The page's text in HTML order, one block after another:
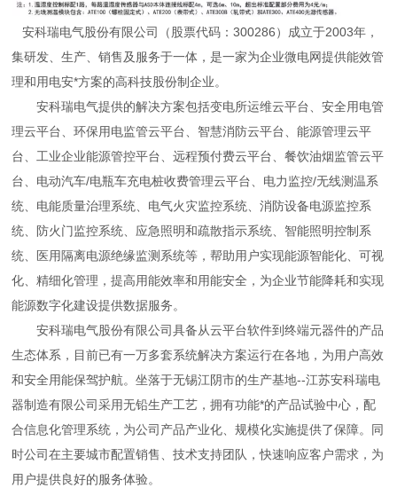
安科瑞电气股份有限公司（股票代码：300286）成立于2003年，
集研发、生产、销售及服务于一体，是一家为企业微电网提供能效管
理和用电安*方案的高科技股份制企业。
安科瑞电气提供的解决方案包括变电所运维云平台、安全用电管
理云平台、环保用电监管云平台、智慧消防云平台、能源管理云平
台、工业企业能源管控平台、远程预付费云平台、餐饮油烟监管云平
台、电动汽车/电瓶车充电桩收费管理云平台、电力监控/无线测温系
统、电能质量治理系统、电气火灾监控系统、消防设备电源监控系
统、防火门监控系统、应急照明和疏散指示系统、智能照明控制系
统、医用隔离电源绝缘监测系统等，帮助用户实现能源智能化、可视
化、精细化管理，提高用能效率和用能安全，为企业节能降耗和实现
能源数字化建设提供数据服务。
安科瑞电气股份有限公司具备从云平台软件到终端元器件的产品
生态体系，目前已有一万多套系统解决方案运行在各地，为用户高效
和安全用能保驾护航。坐落于无锡江阴市的生产基地--江苏安科瑞电
器制造有限公司采用无铅生产工艺，拥有功能*的产品试验中心，配
合信息化管理系统，为公司产品产业化 、规模化实施提供了保障。同
时公司在主要城市配置销售、技术支持团队，快速响应客户需求，为
用户提供良好的服务体验。